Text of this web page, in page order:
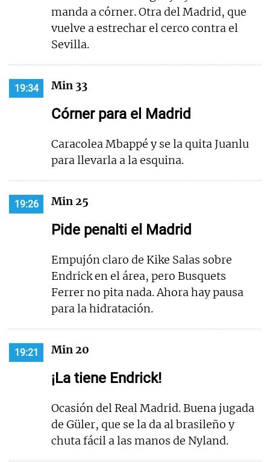
manda a córner. Otra del Madrid, que
vuelve a estrechar el cerco contra el
Sevilla.
19:34 Min 33
Córner para el Madrid
Caracolea Mbappé y se la quita Juanlu
para llevarla a la esquina.
19:26 Min 25
Pide penalti el Madrid
Empujón claro de Kike Salas sobre
Endrick en el área, pero Busquets
Ferrer no pita nada. Ahora hay pausa
para la hidratación.
19:21 Min 20
¡La tiene Endrick!
Ocasión del Real Madrid. Buena jugada
de Güler, que se la da al brasileño y
chuta fácil a las manos de Nyland.